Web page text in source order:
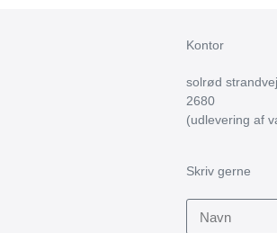
Kontor
solrød
2680
(udlevering af
Skriv gerne